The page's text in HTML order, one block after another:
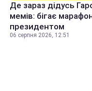
Де зараз дідусь
мемів: бігає
президентом
06 серпня 2026, 12:51